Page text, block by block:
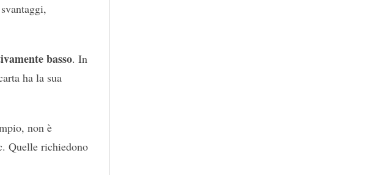
basso. In
ha la sua
non è
Quelle richiedono